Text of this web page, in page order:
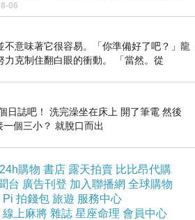
彌可保並非沒有吸收而是超
06
不意味著它很容易。「你準備好了吧？」龍
力克制住翻白眼的衝動。 「當然。從
日誌吧！ 洗完澡坐在床上 開了筆電 然後
個三小？ 就脫口而出
24h購物 書店 露天拍賣 比比昂代購
台 廣告刊登 加入聯播網 全球購物
Pi 拍錢包 旅遊 服務中心
線上麻將 雜誌 星座命理 會員中心